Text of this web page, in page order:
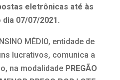
eletrônicas até às
dia 07/07/2021.
MÉDIO, entidade de
lucrativos, comunica a
na modalidade PREGÃO